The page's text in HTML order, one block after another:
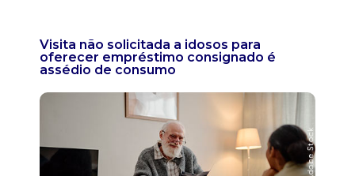
Visita não solicitada a idosos para
oferecer empréstimo consignado é
assédio de consumo